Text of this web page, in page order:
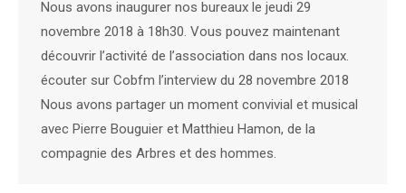
Nous avons inaugurer nos bureaux le jeudi 29
novembre 2018 à 18h30. Vous pouvez maintenant
découvrir l’activité de l’association dans nos locaux.
écouter sur Cobfm l’interview du 28 novembre 2018
Nous avons partager un moment convivial et musical
avec Pierre Bouguier et Matthieu Hamon, de la
compagnie des Arbres et des hommes.